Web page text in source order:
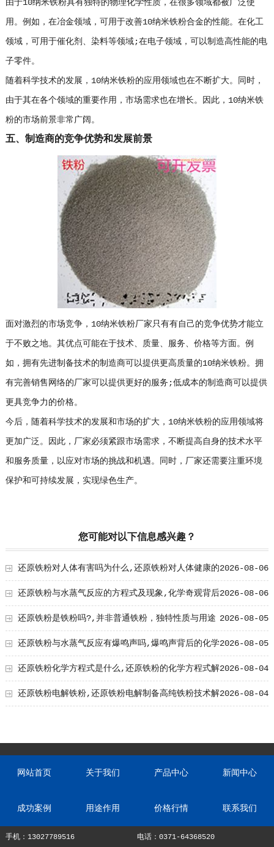
由于10纳米铁粉具有独特的物理化学性质，在很多领域都被广泛使
用。例如，在冶金领域，可用于改善10纳米铁粉合金的性能。在化工
领域，可用于催化剂、染料等领域;在电子领域，可以制造高性能的电
子零件。
随着科学技术的发展，10纳米铁粉的应用领域也在不断扩大。同时，
由于其在各个领域的重要作用，市场需求也在增长。因此，10纳米铁
粉的市场前景非常广阔。
五、制造商的竞争优势和发展前景
面对激烈的市场竞争，10纳米铁粉厂家只有有自己的竞争优势才能立
于不败之地。其优点可能在于技术、质量、服务、价格等方面。例
如，拥有先进制备技术的制造商可以提供更高质量的10纳米铁粉。拥
有完善销售网络的厂家可以提供更好的服务;低成本的制造商可以提供
更具竞争力的价格。
今后，随着科学技术的发展和市场的扩大，10纳米铁粉的应用领域将
更加广泛。因此，厂家必须紧跟市场需求，不断提高自身的技术水平
和服务质量，以应对市场的挑战和机遇。同时，厂家还需要注重环境
保护和可持续发展，实现绿色生产。
您可能对以下信息感兴趣？
2026-08-06
还原铁粉对人体有害吗为什么,还原铁粉对人体健康的
影响及原因解析 2026-08-06
还原铁粉与水蒸气反应的方程式及现象,化学奇观背后
的奥秘 2026-08-05
还原铁粉是铁粉吗?,并非普通铁粉，独特性质与用途
解析 2026-08-05
还原铁粉与水蒸气反应有爆鸣声吗,爆鸣声背后的化学
奥秘 2026-08-04
还原铁粉化学方程式是什么,还原铁粉的化学方程式解
析与应用 2026-08-04
还原铁粉电解铁粉,还原铁粉电解制备高纯铁粉技术解
网站首页 关于我们 产品中心 新闻中心
成功案例 用途作用 价格行情 联系我们
手机：13027789516 电话：0371-64368520